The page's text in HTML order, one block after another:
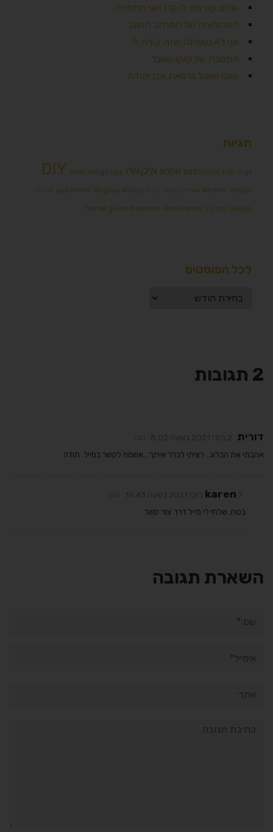
שלום קוראים לי קרן ואני מתחזה
האבולוציה של המרחב המוגן
אני לא מאמינה שזה קורה לי
המטבח של קוקו שאנל
קוקו שאנל גרסאת אבן יהודה
תגיות
bathroom kids rugs אחסון איקאה DIY craft design tips
Kitchen design אוסף תמונות לבית apartment blogday styling אייטיז
Design אמבטיה home guide Bedroom Renovation
לכל הפוסטים
2 תגובות
דורית
הגב
אהבתי את הבלוג.. רציתי לברר איתך…אשמח לקשר במייל. תודה
karen
הגב
בטח, שלחי לי מייל דרך צור קשר
השארת תגובה